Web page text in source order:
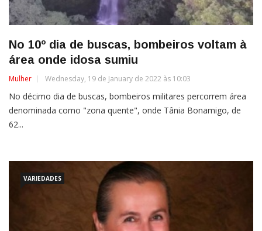
No 10º dia de buscas, bombeiros voltam à
área onde idosa sumiu
Mulher Wednesday, 19 de January de 2022 às 10:03
No décimo dia de buscas, bombeiros militares percorrem área
denominada como "zona quente", onde Tânia Bonamigo, de
62...
VARIEDADES